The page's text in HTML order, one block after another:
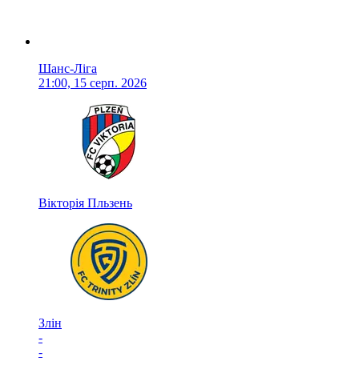
Шанс-Ліга
21:00, 15 серп. 2026
Вікторія Пльзень
Злін
-
-